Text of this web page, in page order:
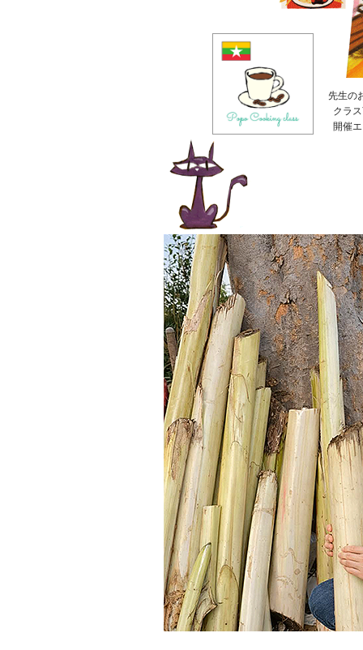
先生の
クラ
開催